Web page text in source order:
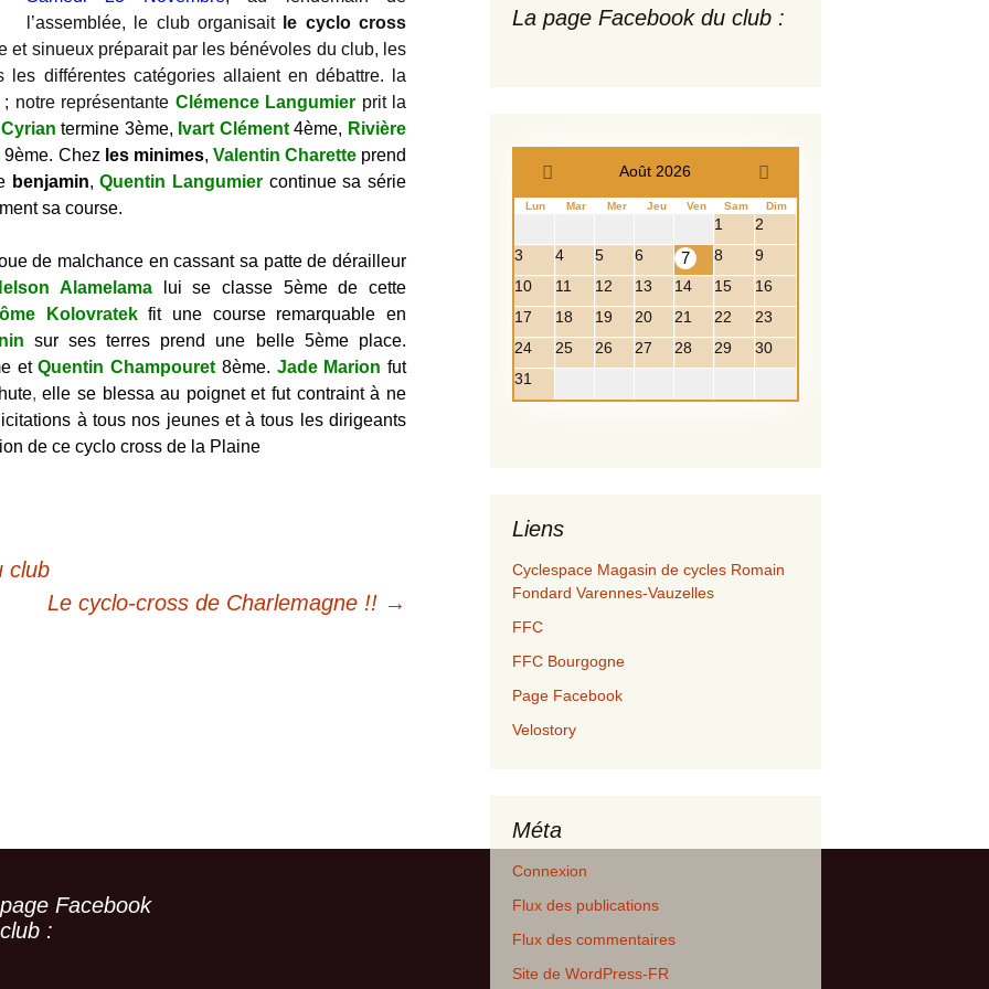
2012
2014
2018
Archives complètes
photos
Minime
Départementale
l’assemblée, le club organisait le cyclo cross
et sinueux préparait par les bénévoles du club, les
les différentes catégories allaient en débattre. la
notre représentante Clémence Langumier prit la
termine 3ème, Ivart Clément 4ème, Rivière
9ème. Chez les minimes, Valentin Charette prend
benjamin,Quentin Langumier continue sa série
sa course.
de malchance en cassant sa patte de dérailleur
Alamelama
lui se classe 5ème de cette
Kolovratekfit une course remarquable en
sur ses terres prend une belle 5ème place.
etQuentin Champouret 8ème. Jade Marion fut
,elle se blessa au poignet et fut contraint à ne
à tous nos jeunes et à tous les dirigeants
de ce cyclo cross de la Plaine
club
Le cyclo-cross de Charlemagne !! →
La page Facebook du club :
Août 2026
Lun Mar Mer Jeu Ven Sam Dim
1
2
3
4 5 6 7 8
9
10
11 12 13 14 15
16
17
18 19 20 21 22
23
24
25 26 27 28 29
30
31
Liens
Cyclespace Magasin de cycles Romain
Fondard Varennes-Vauzelles
FFC
FFC Bourgogne
Page Facebook
Velostory
Méta
Connexion
Flux des publications
Flux des commentaires
Site de WordPress-FR
Facebook
: